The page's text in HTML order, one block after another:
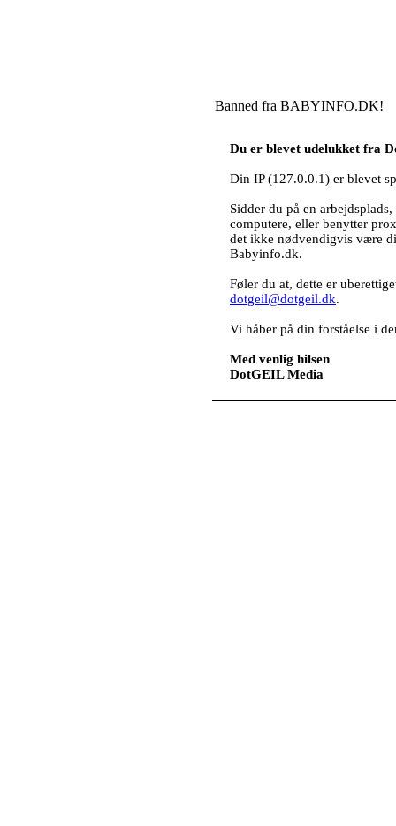
Banned fra BABYINFO.DK!
Du er blevet udelukket fra
Din IP (127.0.0.1) er blevet
Sidder du på en
computere, eller benytter
det ikke nødvendigvis være
Babyinfo.dk.
Føler du at, dette er
dotgeil@dotgeil.dk.
Vi håber på din forståelse i
Med venlig hilsen
DotGEIL Media